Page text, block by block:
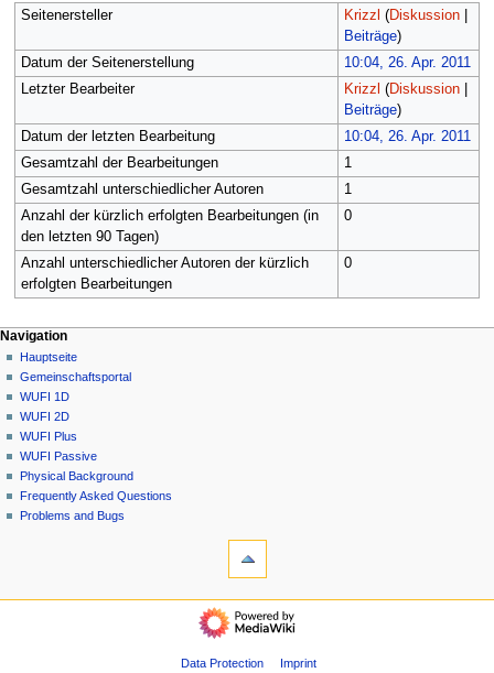
Seitenersteller Krizzl (Diskussion|
Beiträge)
Datum der Seitenerstellung
10:04, 26. Apr. 2011
Letzter Bearbeiter
Krizzl (Diskussion|
Beiträge)
Datum der letzten Bearbeitung
10:04, 26. Apr. 2011
Gesamtzahl der Bearbeitungen
1
Gesamtzahl unterschiedlicher Autoren
1
Anzahl der kürzlich erfolgten Bearbeitungen (in
den letzten 90 Tagen)
0
Anzahl unterschiedlicher Autoren der kürzlich
erfolgten Bearbeitungen
0
N
a
v
g
a
m
Seitenaktionen
Datei
Diskussion
Lesen
Quelltext
anzeigen
Versionsgeschichte
Meine Werkzeuge
Anmelden
Navigation
Hauptseite
Gemeinschafts­portal
WUFI 1D
WUFI 2D
WUFI Plus
WUFI Passive
Physical Background
Frequently Asked Questions
Problems and Bugs
Navigation
Data Protection Imprint